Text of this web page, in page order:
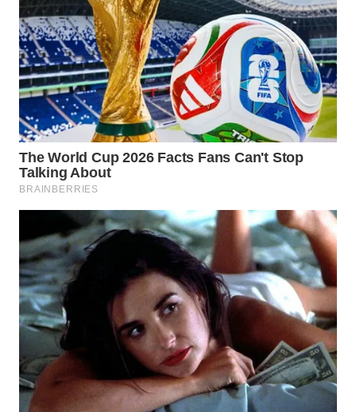
SUMEDANG
WN
CIANJUR
WN
KEPULAUAN
SERIBU
WN
TANGERANG
WN
BINJAI
WN
CIREBON
INDRAMAYU